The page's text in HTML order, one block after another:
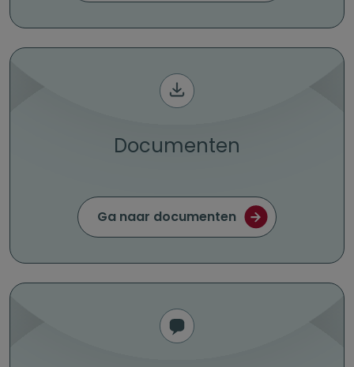
Documenten
Ga naar documenten